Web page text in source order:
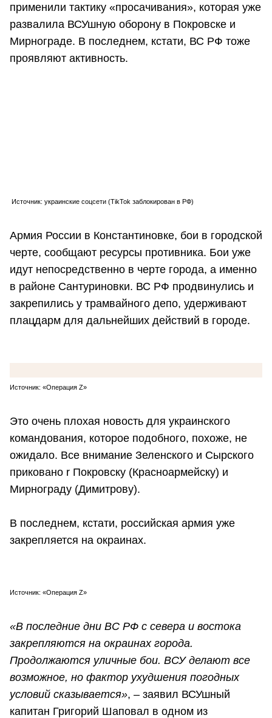
применили тактику «просачивания», которая уже
развалила ВСУшную оборону в Покровске и
Мирнограде. В последнем, кстати, ВС РФ тоже
проявляют активность.
Источник: украинские соцсети (TikTok заблокирован в РФ)
Армия России в Константиновке, бои в городской
черте, сообщают ресурсы противника. Бои уже
идут непосредственно в черте города, а именно
в районе Сантуриновки. ВС РФ продвинулись и
закрепились у трамвайного депо, удерживают
плацдарм для дальнейших действий в городе.
Источник: «Операция Z»
Это очень плохая новость для украинского
командования, которое подобного, похоже, не
ожидало. Все внимание Зеленского и Сырского
приковано r Покровску (Красноармейску) и
Мирнограду (Димитрову).
В последнем, кстати, российская армия уже
закрепляется на окраинах.
Источник: «Операция Z»
«В последние дни ВС РФ с севера и востока
закрепляются на окраинах города.
Продолжаются уличные бои. ВСУ делают все
возможное, но фактор ухудшения погодных
условий сказывается», – заявил ВСУшный
капитан Григорий Шаповал в одном из